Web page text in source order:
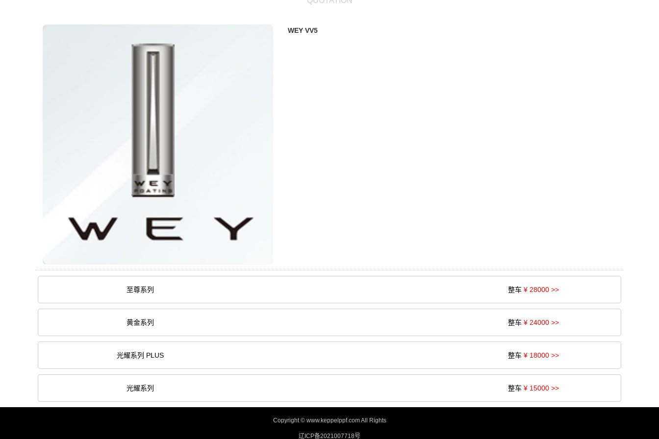
WEY VV5
至尊系列 整车 ¥ 28000 >>
黄金系列 整车 ¥ 24000 >>
光耀系列 PLUS 整车 ¥ 18000 >>
光耀系列 整车 ¥ 15000 >>
Copyright © www.keppelppf.com All Rights
辽ICP备2021007718号